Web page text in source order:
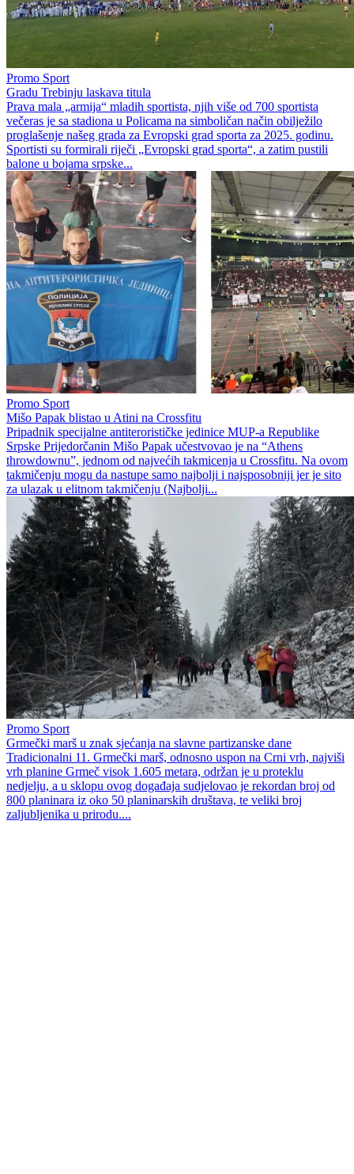
Promo Sport
Gradu Trebinju laskava titula
Prava mala „armija“ mladih sportista, njih više od 700 sportista
večeras je sa stadiona u Policama na simboličan način obilježilo
proglašenje našeg grada za Evropski grad sporta za 2025. godinu.
Sportisti su formirali riječi „Evropski grad sporta“, a zatim pustili
balone u bojama srpske...
Promo Sport
Mišo Papak blistao u Atini na Crossfitu
Pripadnik specijalne antiterorističke jedinice MUP-a Republike
Srpske Prijedorčanin Mišo Papak učestvovao je na “Athens
throwdownu”, jednom od najvećih takmicenja u Crossfitu. Na ovom
takmičenju mogu da nastupe samo najbolji i najsposobniji jer je sito
za ulazak u elitnom takmičenju (Najbolji...
Promo Sport
Grmečki marš u znak sjećanja na slavne partizanske dane
Tradicionalni 11. Grmečki marš, odnosno uspon na Crni vrh, najviši
vrh planine Grmeč visok 1.605 metara, održan je u proteklu
nedjelju, a u sklopu ovog događaja sudjelovao je rekordan broj od
800 planinara iz oko 50 planinarskih društava, te veliki broj
zaljubljenika u prirodu....